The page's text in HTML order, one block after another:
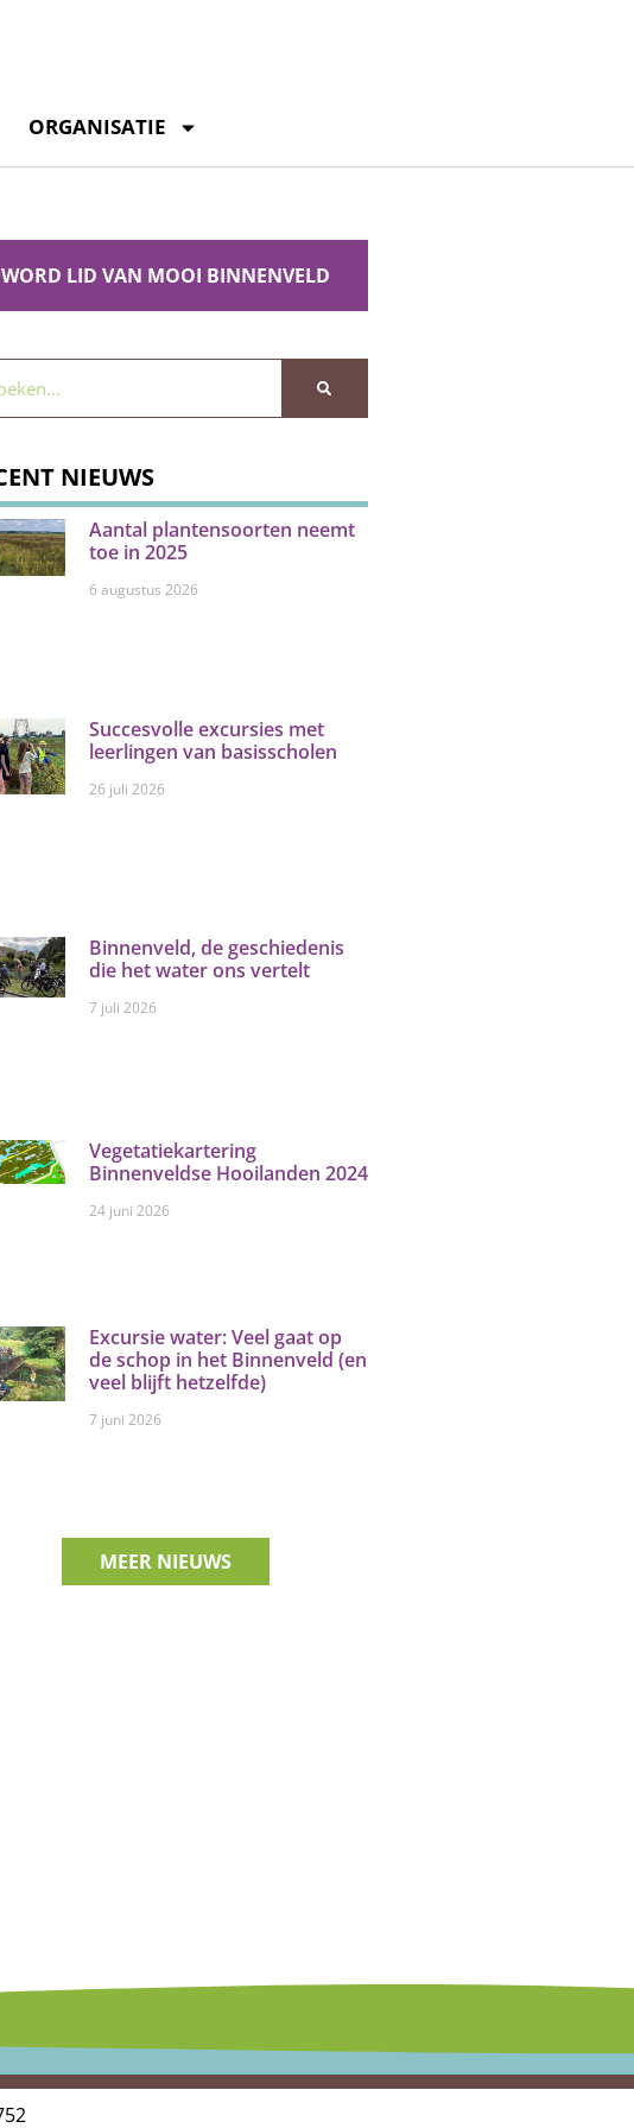
ORGANISATIE
WORD LID VAN MOOI BINNENVELD
NIEUWS
Aantal plantensoorten neemt
toe in 2025
6 augustus 2026
Succesvolle excursies met
leerlingen van basisscholen
26 juli 2026
Binnenveld, de geschiedenis
die het water ons vertelt
7 juli 2026
Vegetatiekartering
Binnenveldse Hooilanden 2024
24 juni 2026
Excursie water: Veel gaat op
de schop in het Binnenveld (en
veel blijft hetzelfde)
7 juni 2026
MEER NIEUWS